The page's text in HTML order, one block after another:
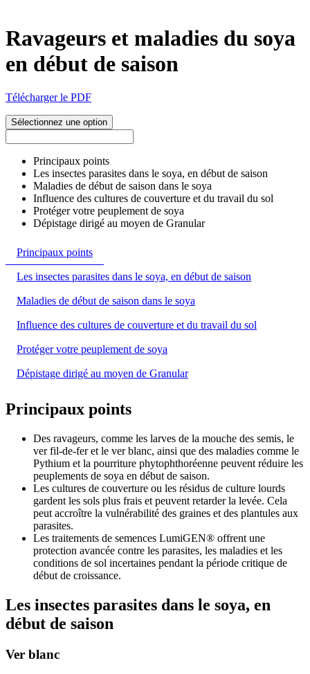
Ravageurs et maladies du soya
en début de saison
Télécharger le PDF
Sélectionnez une option
Principaux points
Les insectes parasites dans le soya, en début de saison
Maladies de début de saison dans le soya
Influence des cultures de couverture et du travail du sol
Protéger votre peuplement de soya
Dépistage dirigé au moyen de Granular
Principaux points
Les insectes parasites dans le soya, en début de saison
Maladies de début de saison dans le soya
Influence des cultures de couverture et du travail du sol
Protéger votre peuplement de soya
Dépistage dirigé au moyen de Granular
Principaux points
Des ravageurs, comme les larves de la mouche des semis, le
ver fil-de-fer et le ver blanc, ainsi que des maladies comme le
Pythium et la pourriture phytophthoréenne peuvent réduire les
peuplements de soya en début de saison.
Les cultures de couverture ou les résidus de culture lourds
gardent les sols plus frais et peuvent retarder la levée. Cela
peut accroître la vulnérabilité des graines et des plantules aux
parasites.
Les traitements de semences LumiGEN® offrent une
protection avancée contre les parasites, les maladies et les
conditions de sol incertaines pendant la période critique de
début de croissance.
Les insectes parasites dans le soya, en
début de saison
Ver blanc